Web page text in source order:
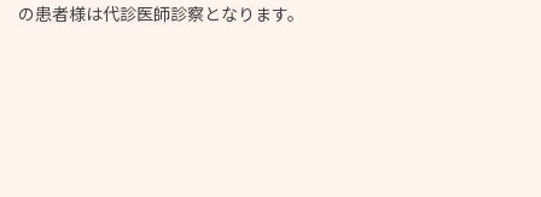
の患者様は代診医師診察となります。